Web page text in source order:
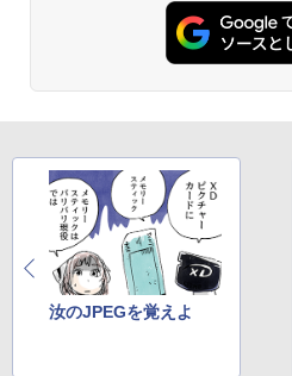
汝のJPEGを覚えよ